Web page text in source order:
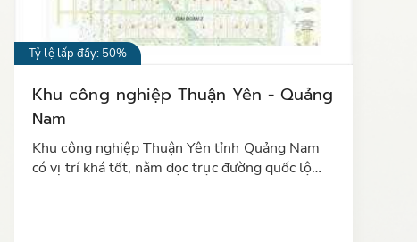
Tỷ lệ lấp đầy: 50%
Khu công nghiệp Thuận Yên - Quảng
Nam
Khu công nghiệp Thuận Yên tỉnh Quảng Nam
có vị trí khá tốt, nằm dọc trục đường quốc lộ